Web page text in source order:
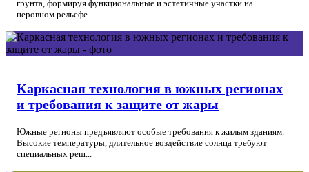
грунта, формируя функциональные и эстетичные участки на
неровном рельефе...
Каркасная технология в южных регионах
и требования к защите от жары
Южные регионы предъявляют особые требования к жилым зданиям.
Высокие температуры, длительное воздействие солнца требуют
специальных реш...